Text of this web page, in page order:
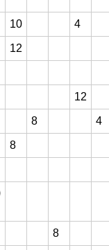
10 4
12
12
8 4
8
8